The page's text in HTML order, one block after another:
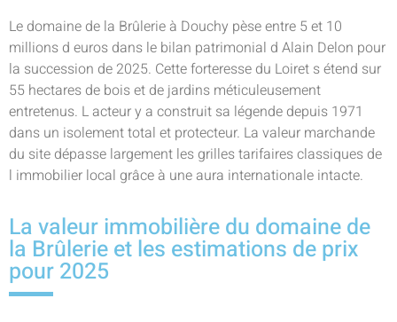
Le domaine de la Brûlerie à Douchy pèse entre 5 et 10
millions d euros dans le bilan patrimonial d Alain Delon pour
la succession de 2025. Cette forteresse du Loiret s étend sur
55 hectares de bois et de jardins méticuleusement
entretenus. L acteur y a construit sa légende depuis 1971
dans un isolement total et protecteur. La valeur marchande
du site dépasse largement les grilles tarifaires classiques de
l immobilier local grâce à une aura internationale intacte.
La valeur immobilière du domaine de
la Brûlerie et les estimations de prix
pour 2025